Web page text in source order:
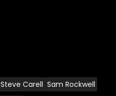
Steve Carell Sam Rockwell